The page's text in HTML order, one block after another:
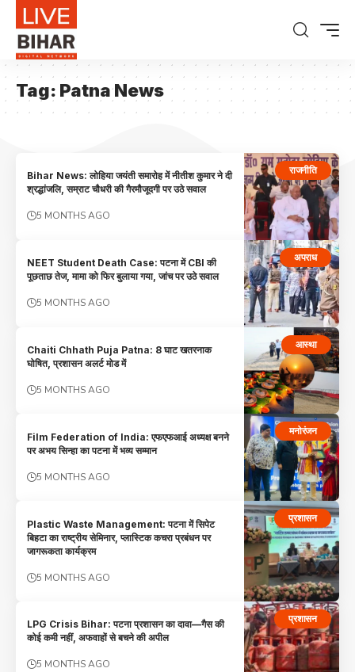
Tag: Patna News
राजनीति
Bihar News: लोहिया जयंती समारोह में नीतीश कुमार ने दी
श्रद्धांजलि, सम्राट चौधरी की गैरमौजूदगी पर उठे सवाल
5 MONTHS AGO
अपराध
NEET Student Death Case: पटना में CBI की
पूछताछ तेज, मामा को फिर बुलाया गया, जांच पर उठे सवाल
5 MONTHS AGO
आस्था
Chaiti Chhath Puja Patna: 8 घाट खतरनाक
घोषित, प्रशासन अलर्ट मोड में
5 MONTHS AGO
मनोरंजन
Film Federation of India: एफएफआई अध्यक्ष बनने
पर अभय सिन्हा का पटना में भव्य सम्मान
5 MONTHS AGO
प्रशासन
Plastic Waste Management: पटना में सिपेट
बिहटा का राष्ट्रीय सेमिनार, प्लास्टिक कचरा प्रबंधन पर
जागरूकता कार्यक्रम
5 MONTHS AGO
प्रशासन
LPG Crisis Bihar: पटना प्रशासन का दावा—गैस की
कोई कमी नहीं, अफवाहों से बचने की अपील
5 MONTHS AGO